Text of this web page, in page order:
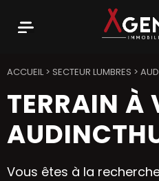
ACCUEIL> SECTEUR LUMBRES >
TERRAIN À
Vous êtes à la